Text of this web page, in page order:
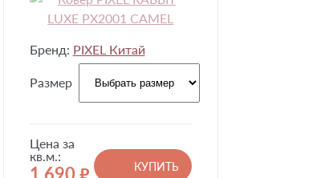
Бренд: PIXEL Китай
Размер
Цена за
кв.м.:
1 690 руб.
КУПИТЬ